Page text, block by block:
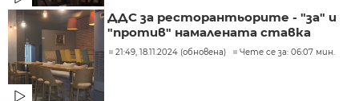
ДДС за ресторантьорите - "за" и
"против" намалената ставка
21:49, 18.11.2024 (обновена) Чете се за: 06:07 мин.